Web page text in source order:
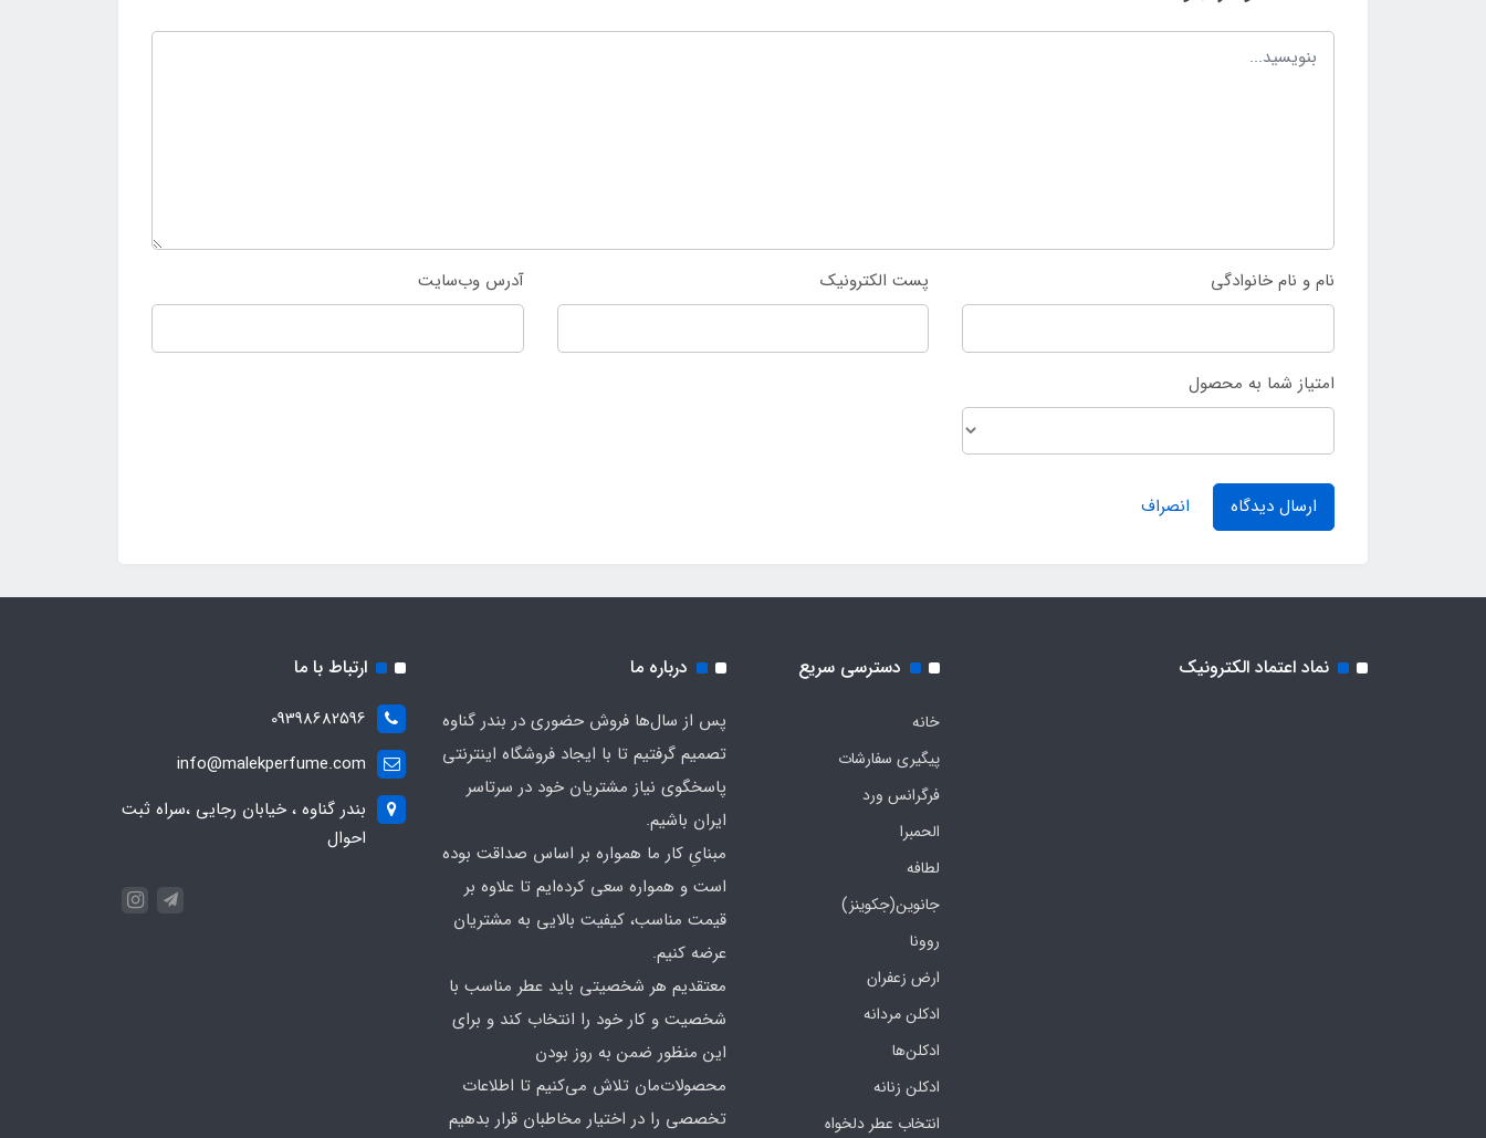
نام و نام خانوادگی پست الکترونیک آدرس وب‌سایت
امتیاز شما به محصول
ارسال دیدگاه انصراف
نماد اعتماد الکترونیک دسترسی سریع
خانه
پیگیری سفارشات
فرگرانس ورد
الحمبرا
لطافه
جانوین(جکوینز)
روونا
ارض زعفران
ادکلن مردانه
ادکلن‌ها
ادکلن زنانه
انتخاب عطر دلخواه
درباره ما
پس از سال‌ها فروش حضوری در بندر گناوه
تصمیم گرفتیم تا با ایجاد فروشگاه اینترنتی
پاسخگوی نیاز مشتریان خود در سرتاسر
ایران باشیم.
مبنایِ کار ما همواره بر اساس صداقت بوده
است و همواره سعی کرده‌ایم تا علاوه بر
قیمت مناسب، کیفیت بالایی به مشتریان
عرضه کنیم.
معتقدیم هر شخصیتی باید عطر مناسب با
شخصیت و کار خود را انتخاب کند و برای
این منظور ضمن به روز بودن
محصولات‌مان تلاش می‌کنیم تا اطلاعات
تخصصی را در اختیار مخاطبان قرار بدهیم
ارتباط با ما
09398682596
info@malekperfume.com
بندر گناوه ، خیابان رجایی ،سراه ثبت
احوال